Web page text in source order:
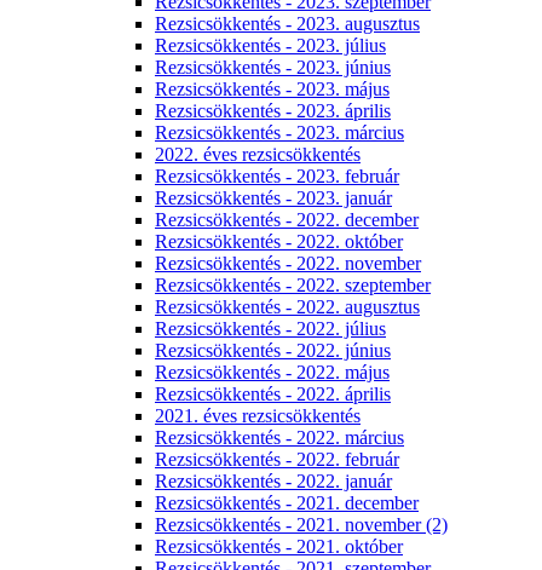
Rezsicsökkentés - 2023. augusztus
Rezsicsökkentés - 2023. július
Rezsicsökkentés - 2023. június
Rezsicsökkentés - 2023. május
Rezsicsökkentés - 2023. április
Rezsicsökkentés - 2023. március
2022. éves rezsicsökkentés
Rezsicsökkentés - 2023. február
Rezsicsökkentés - 2023. január
Rezsicsökkentés - 2022. december
Rezsicsökkentés - 2022. október
Rezsicsökkentés - 2022. november
Rezsicsökkentés - 2022. szeptember
Rezsicsökkentés - 2022. augusztus
Rezsicsökkentés - 2022. július
Rezsicsökkentés - 2022. június
Rezsicsökkentés - 2022. május
Rezsicsökkentés - 2022. április
2021. éves rezsicsökkentés
Rezsicsökkentés - 2022. március
Rezsicsökkentés - 2022. február
Rezsicsökkentés - 2022. január
Rezsicsökkentés - 2021. december
Rezsicsökkentés - 2021. november (2)
Rezsicsökkentés - 2021. október